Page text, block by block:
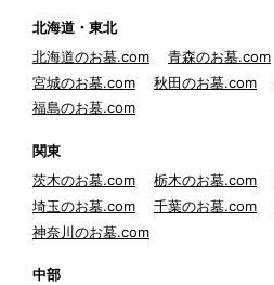
北海道・東北
北海道のお墓.com
青森のお墓.com
宮城のお墓.com
秋田のお墓.com
福島のお墓.com
関東
茨木のお墓.com
栃木のお墓.com
埼玉のお墓.com
千葉のお墓.com
神奈川のお墓.com
中部